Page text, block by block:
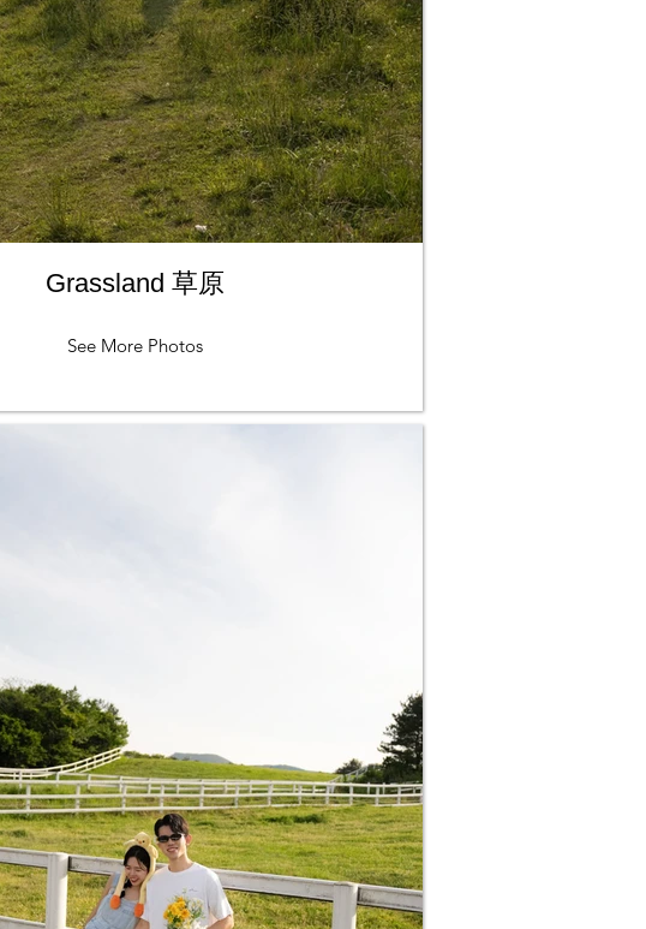
Grassland 草原
See More Photos